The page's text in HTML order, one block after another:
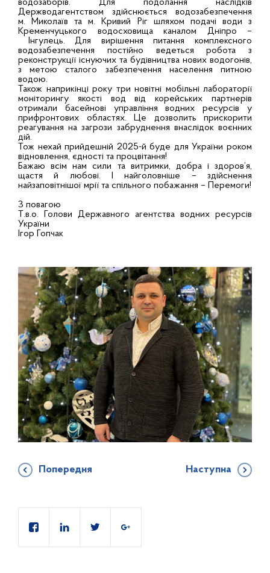
водозаборів. Для подолання наслідків
Держводагентством здійснюється водозабезпечення
м. Миколаїв та м. Кривий Ріг шляхом подачі води з
Кременчуцького водосховища каналом Дніпро –
Інгулець. Для вирішення питання комплексного
водозабезпечення постійно ведеться робота з
реконструкції існуючих та будівництва нових водогонів,
з метою сталого забезпечення населення питною
водою.
Також наприкінці року три новітні мобільні лабораторії
моніторингу якості вод від корейських партнерів
отримали басейнові управління водних ресурсів у
прифронтових областях. Це дозволить прискорити
реагування на загрози забруднення внаслідок воєнних
дій.
Тож нехай прийдешній 2025-й буде для України роком
відновлення, єдності та процвітання!
Бажаю всім нам сили та витримки, добра і здоров’я,
щастя й любові. І найголовніше – здійснення
найзаповітнішої мрії та спільного побажання – Перемоги!
З повагою
Т.в.о. Голови Державного агентства водних ресурсів
України
Ігор Гопчак
Попередня Наступна